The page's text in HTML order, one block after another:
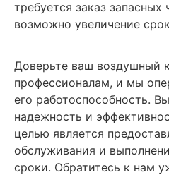
требуется заказ запасных
возможно увеличение
Доверьте ваш воздушный
профессионалам, и мы
его работоспособность.
надежность и
целью является
обслуживания и
сроки. Обратитесь к нам